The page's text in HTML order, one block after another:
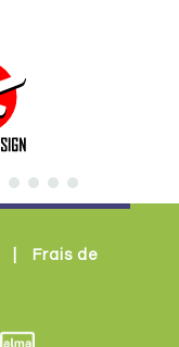
Frais de